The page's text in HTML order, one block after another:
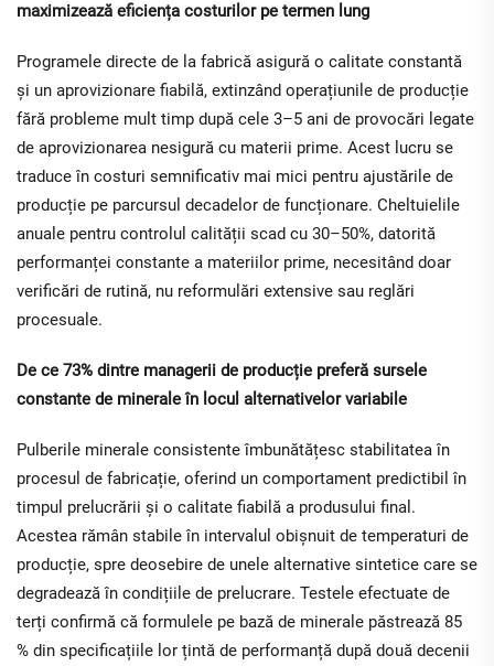
maximizează eficiența costurilor pe termen lung
Programele directe de la fabrică asigură o calitate constantă
și un aprovizionare fiabilă, extinzând operațiunile de producție
fără probleme mult timp după cele 3–5 ani de provocări legate
de aprovizionarea nesigură cu materii prime. Acest lucru se
traduce în costuri semnificativ mai mici pentru ajustările de
producție pe parcursul decadelor de funcționare. Cheltuielile
anuale pentru controlul calității scad cu 30–50%, datorită
performanței constante a materiilor prime, necesitând doar
verificări de rutină, nu reformulări extensive sau reglări
procesuale.
De ce 73% dintre managerii de producție preferă sursele
constante de minerale în locul alternativelor variabile
Pulberile minerale consistente îmbunătățesc stabilitatea în
procesul de fabricație, oferind un comportament predictibil în
timpul prelucrării și o calitate fiabilă a produsului final.
Acestea rămân stabile în intervalul obișnuit de temperaturi de
producție, spre deosebire de unele alternative sintetice care se
degradează în condițiile de prelucrare. Testele efectuate de
terți confirmă că formulele pe bază de minerale păstrează 85
% din specificațiile lor țintă de performanță după două decenii